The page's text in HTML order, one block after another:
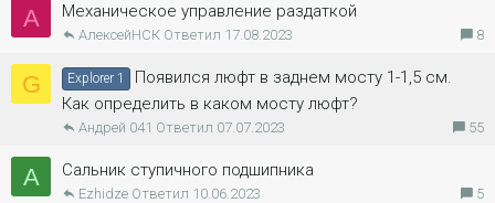
А Механическое управление раздаткой
8
17.08.2023
АлексейНСК
G Explorer 1
Появился люфт в заднем мосту 1-1,5 см.
Как определить в каком мосту люфт?
55
07.07.2023
Андрей 041
А Сальник ступичного подшипника
5
10.06.2023
Ezhidze